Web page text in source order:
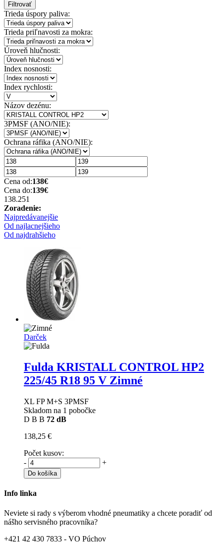
Filtrovať
Trieda úspory paliva:
Trieda priľnavosti za mokra:
Úroveň hlučnosti:
Index nosnosti:
Index rychlosti:
Názov dezénu:
3PMSF (ANO/NIE):
Ochrana ráfika (ANO/NIE):
Cena od:138€
Cena do:139€
138.251
Zoradenie:
Najpredávanejšie
Od najlacnejšieho
Od najdrahšieho
Darček
Fulda KRISTALL CONTROL HP2
225/45 R18 95 V Zimné
XL FP M+S 3PMSF
Skladom na 1 pobočke
D B B 72 dB
138,25 €
Počet kusov:
-
+
Do košíka
Info linka
Neviete si rady s výberom vhodné pneumatiky a chcete poradiť od
nášho servisného pracovníka?
+421 42 430 7833 - VO Púchov